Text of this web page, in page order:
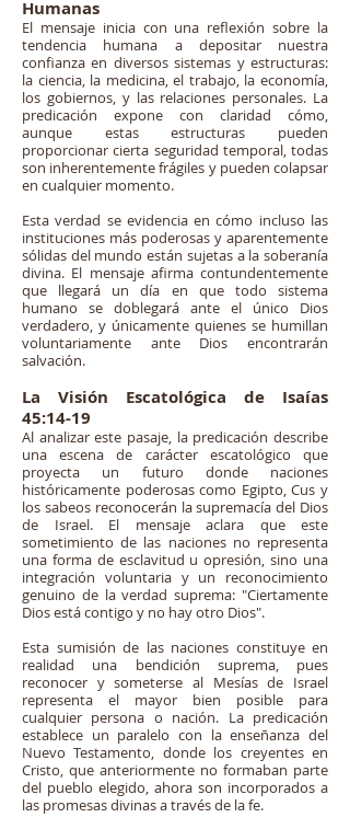
Humanas
El mensaje inicia con una reflexión sobre la
tendencia humana a depositar nuestra
confianza en diversos sistemas y estructuras:
la ciencia, la medicina, el trabajo, la economía,
los gobiernos, y las relaciones personales. La
predicación expone con claridad cómo,
aunque estas estructuras pueden
proporcionar cierta seguridad temporal, todas
son inherentemente frágiles y pueden colapsar
en cualquier momento.
Esta verdad se evidencia en cómo incluso las
instituciones más poderosas y aparentemente
sólidas del mundo están sujetas a la soberanía
divina. El mensaje afirma contundentemente
que llegará un día en que todo sistema
humano se doblegará ante el único Dios
verdadero, y únicamente quienes se humillan
voluntariamente ante Dios encontrarán
salvación.
La Visión Escatológica de Isaías
45:14-19
Al analizar este pasaje, la predicación describe
una escena de carácter escatológico que
proyecta un futuro donde naciones
históricamente poderosas como Egipto, Cus y
los sabeos reconocerán la supremacía del Dios
de Israel. El mensaje aclara que este
sometimiento de las naciones no representa
una forma de esclavitud u opresión, sino una
integración voluntaria y un reconocimiento
genuino de la verdad suprema: "Ciertamente
Dios está contigo y no hay otro Dios".
Esta sumisión de las naciones constituye en
realidad una bendición suprema, pues
reconocer y someterse al Mesías de Israel
representa el mayor bien posible para
cualquier persona o nación. La predicación
establece un paralelo con la enseñanza del
Nuevo Testamento, donde los creyentes en
Cristo, que anteriormente no formaban parte
del pueblo elegido, ahora son incorporados a
las promesas divinas a través de la fe.